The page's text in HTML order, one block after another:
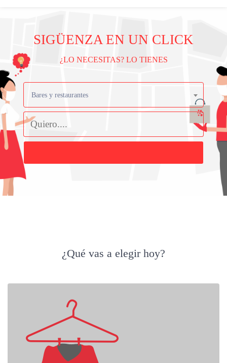
SIGÜENZA EN UN CLICK
¿LO NECESITAS? LO TIENES
Bares y restaurantes
¿Qué vas a elegir hoy?